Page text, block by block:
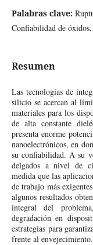
Palabras clave:
Confiabilidad de
Resumen
Las tecnologías de
silicio se acercan al
materiales para los
de alta constante
presenta enorme
nanoelectrónicos, en
su confiabilidad. A su
delgados a nivel de
medida que las
de trabajo más
algunos resultados
integral del
degradación en
estrategias para
frente al envejecimiento.